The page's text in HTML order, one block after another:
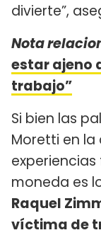
divierte”,
Nota
estar ajeno
trabajo”
Si bien las
Moretti en
moneda es
Raquel
víctima de